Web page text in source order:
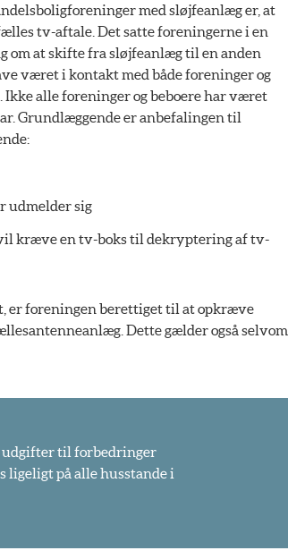
med sløjfeanlæg er, at
tv-aftale. Det satte foreningerne i en
om at skifte fra sløjfeanlæg til en anden
været i kontakt med både foreninger og
alle foreninger og beboere har været
Grundlæggende er anbefalingen til
udmelder sig
kræve en tv-boks til dekryptering af tv-
er foreningen berettiget til at opkræve
Dette gælder også selvom,
udgifter til forbedringer
på alle husstande i